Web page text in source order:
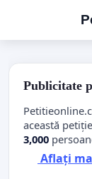
Publicitate
această
3,000
Aflați